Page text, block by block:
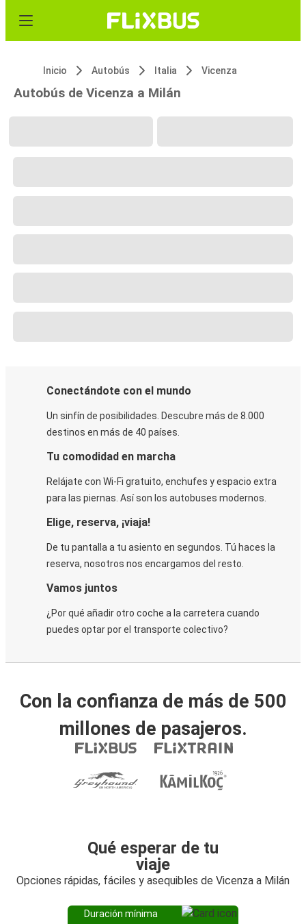
Inicio Autobús Italia Vicenza
Autobús de Vicenza a Milán
Conectándote con el mundo
Un sinfín de posibilidades. Descubre más de 8.000
destinos en más de 40 países.
Tu comodidad en marcha
Relájate con Wi-Fi gratuito, enchufes y espacio extra
para las piernas. Así son los autobuses modernos.
Elige, reserva, ¡viaja!
De tu pantalla a tu asiento en segundos. Tú haces la
reserva, nosotros nos encargamos del resto.
Vamos juntos
¿Por qué añadir otro coche a la carretera cuando
puedes optar por el transporte colectivo?
Con la confianza de más de 500
millones de pasajeros.
Qué esperar de tu
viaje
Opciones rápidas, fáciles y asequibles de Vicenza a Milán
Duración mínima